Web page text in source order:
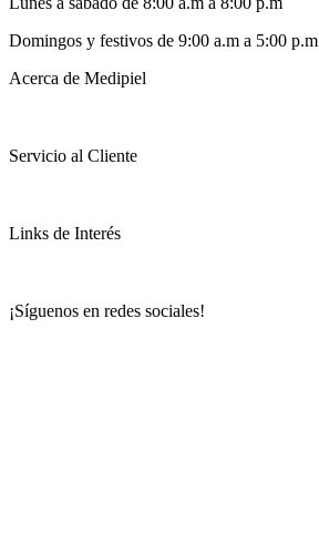
Domingos y festivos de 9:00 a.m a 5:00 p.m
Acerca de Medipiel
Servicio al Cliente
Links de Interés
¡Síguenos en redes sociales!